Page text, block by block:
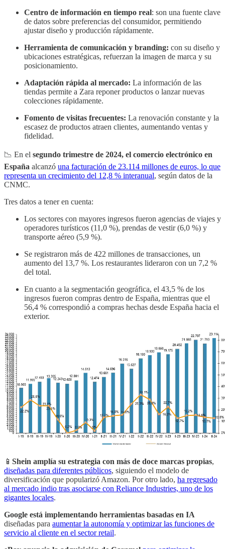
Centro de información en tiempo real: son una fuente clave
de datos sobre preferencias del consumidor, permitiendo
ajustar diseño y producción rápidamente.
Herramienta de comunicación y branding: con su diseño y
ubicaciones estratégicas, refuerzan la imagen de marca y su
posicionamiento.
Adaptación rápida al mercado: La información de las
tiendas permite a Zara reponer productos o lanzar nuevas
colecciones rápidamente.
Fomento de visitas frecuentes: La renovación constante y la
escasez de productos atraen clientes, aumentando ventas y
fidelidad.
📉 En el segundo trimestre de 2024, el comercio electrónico en
España alcanzó una facturación de 23.114 millones de euros, lo que
representa un crecimiento del 12,8 % interanual, según datos de la
CNMC.
Tres datos a tener en cuenta:
Los sectores con mayores ingresos fueron agencias de viajes y
operadores turísticos (11,0 %), prendas de vestir (6,0 %) y
transporte aéreo (5,9 %).
Se registraron más de 422 millones de transacciones, un
aumento del 13,7 %. Los restaurantes lideraron con un 7,2 %
del total.
En cuanto a la segmentación geográfica, el 43,5 % de los
ingresos fueron compras dentro de España, mientras que el
56,4 % correspondió a compras hechas desde España hacia el
exterior.
📱 Shein amplía su estrategia con más de doce marcas propias,
diseñadas para diferentes públicos, siguiendo el modelo de
diversificación que popularizó Amazon. Por otro lado, ha regresado
al mercado indio tras asociarse con Reliance Industries, uno de los
gigantes locales.
Google está implementando herramientas basadas en IA
diseñadas para aumentar la autonomía y optimizar las funciones de
servicio al cliente en el sector retail.